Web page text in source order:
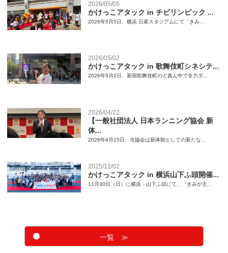
2026/05/05
かけっこアタック in チビリンピック ...
2026年5月5日、横浜 日産スタジアムにて「きみ...
2026/05/02
かけっこアタック in 歌舞伎町シネシテ...
2026年5月2日、新宿歌舞伎町のど真ん中で全力ダ...
2026/04/22
【一般社団法人 日本ランニング協会 新
体...
2026年4月15日、当協会は新体制としての新たな...
2025/12/02
かけっこアタック in 横浜山下ふ頭開催...
11月30日（日）に横浜・山下ふ頭にて、「きみが主...
一覧 ≫